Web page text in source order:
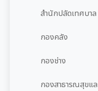
ฝ่ายนิติบัญญัติ
สำนักปลัดเทศบาล
กองคลัง
กองช่าง
กองสาธารณสุขแ